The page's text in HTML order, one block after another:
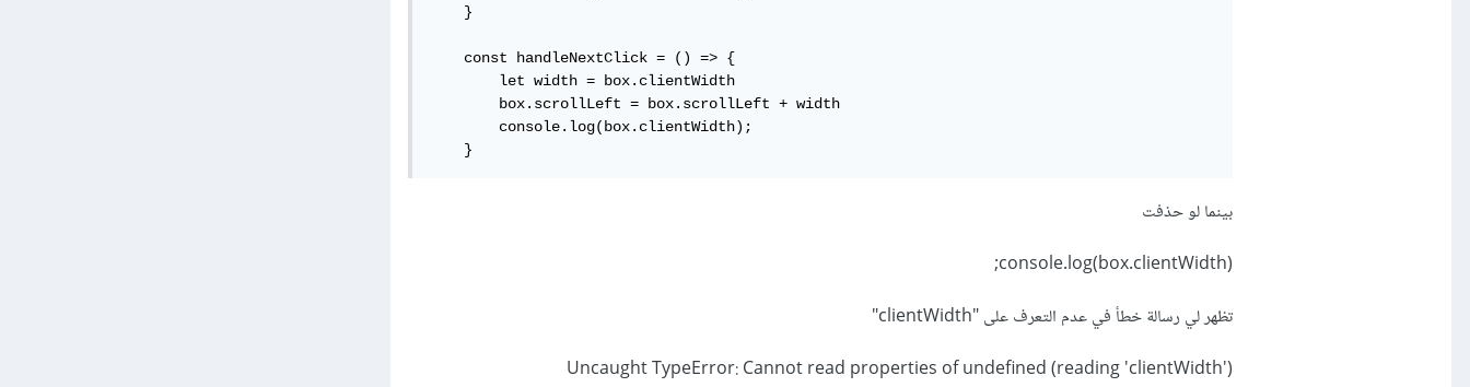
    }
    const handleNextClick = () => {
        let width = box.clientWidth
        box.scrollLeft = box.scrollLeft + width
        console.log(box.clientWidth);
    }
بينما لو حذفت
console.log(box.clientWidth);
تظهر لي رسالة خطأ في عدم التعرف على "clientWidth"
Uncaught TypeError: Cannot read properties of undefined (reading 'clientWidth')